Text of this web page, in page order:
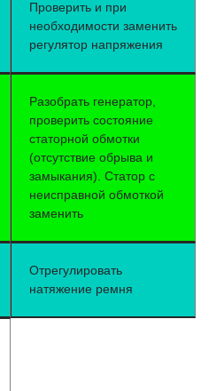
Проверить и при
необходимости заменить
регулятор напряжения
Разобрать генератор,
проверить состояние
статорной обмотки
(отсутствие обрыва и
замыкания). Статор с
неисправной обмоткой
заменить
Отрегулировать
натяжение ремня